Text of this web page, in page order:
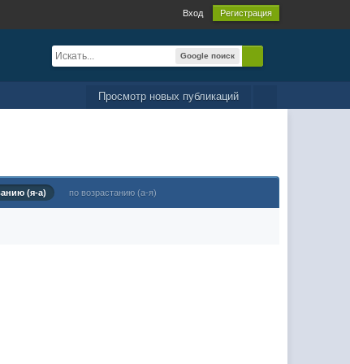
Вход Регистрация
Google поиск
Просмотр новых публикаций
(я-а) по возрастанию (а-я)